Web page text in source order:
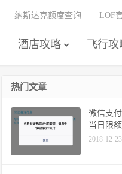
酒店攻略 飞行
纳斯达克额度查询 LOF
热门文章
微信支
当日限
2018-12-23